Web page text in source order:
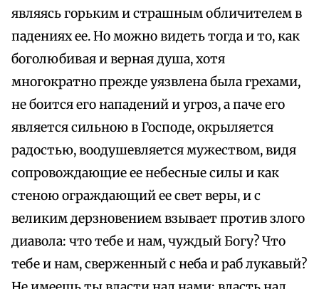
являясь горьким и страшным обличителем в
падениях ее. Но можно видеть тогда и то, как
боголюбивая и верная душа, хотя
многократно прежде уязвлена была грехами,
не боится его нападений и угроз, а паче его
является сильною в Господе, окрыляется
радостью, воодушевляется мужеством, видя
сопровождающие ее небесные силы и как
стеною ограждающий ее свет веры, и с
великим дерзновением взывает против злого
диавола: что тебе и нам, чуждый Богу? Что
тебе и нам, сверженный с неба и раб лукавый?